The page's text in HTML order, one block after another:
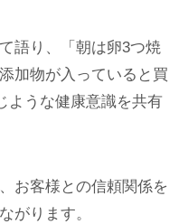
語り、「朝は卵3つ焼
加物が入っていると買
ような健康意識を共有
お客様との信頼関係を
がります。